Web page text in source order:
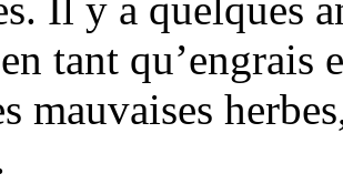
tant qu’engrais
mauvaises